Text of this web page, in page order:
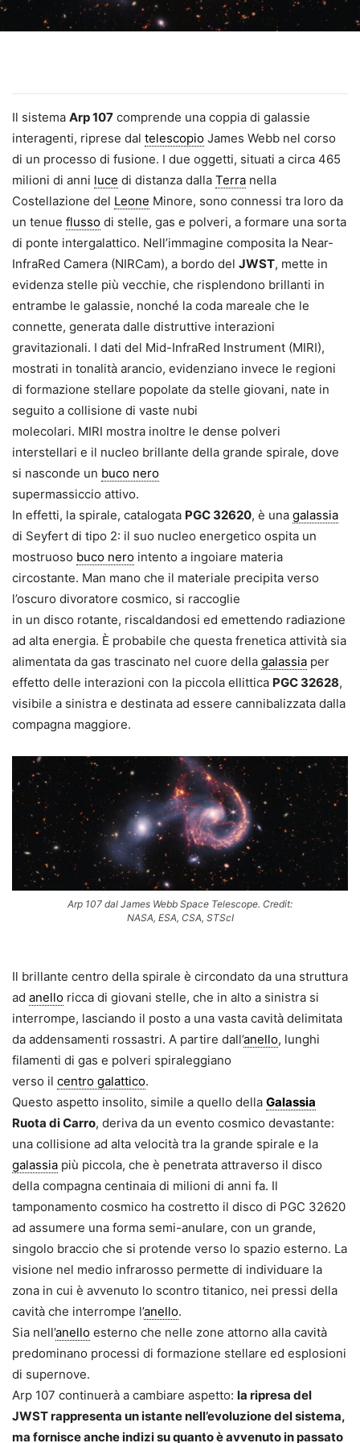
Il sistema Arp 107 comprende una coppia di galassie
interagenti, riprese dal telescopio James Webb nel corso
di un processo di fusione. I due oggetti, situati a circa 465
milioni di anni luce di distanza dalla Terra nella
Costellazione del Leone Minore, sono connessi tra loro da
un tenue flusso di stelle, gas e polveri, a formare una sorta
di ponte intergalattico. Nell’immagine composita la Near-
InfraRed Camera (NIRCam), a bordo del JWST, mette in
evidenza stelle più vecchie, che risplendono brillanti in
entrambe le galassie, nonché la coda mareale che le
connette, generata dalle distruttive interazioni
gravitazionali. I dati del Mid-InfraRed Instrument (MIRI),
mostrati in tonalità arancio, evidenziano invece le regioni
di formazione stellare popolate da stelle giovani, nate in
seguito a collisione di vaste nubi
molecolari. MIRI mostra inoltre le dense polveri
interstellari e il nucleo brillante della grande spirale, dove
si nasconde un buco nero
supermassiccio attivo.
In effetti, la spirale, catalogata PGC 32620, è una galassia
di Seyfert di tipo 2: il suo nucleo energetico ospita un
mostruoso buco nero intento a ingoiare materia
circostante. Man mano che il materiale precipita verso
l’oscuro divoratore cosmico, si raccoglie
in un disco rotante, riscaldandosi ed emettendo radiazione
ad alta energia. È probabile che questa frenetica attività sia
alimentata da gas trascinato nel cuore della galassia per
effetto delle interazioni con la piccola ellittica PGC 32628,
visibile a sinistra e destinata ad essere cannibalizzata dalla
compagna maggiore.
Arp 107 dal James Webb Space Telescope. Credit:
NASA, ESA, CSA, STScI
Il brillante centro della spirale è circondato da una struttura
ad anello ricca di giovani stelle, che in alto a sinistra si
interrompe, lasciando il posto a una vasta cavità delimitata
da addensamenti rossastri. A partire dall’anello, lunghi
filamenti di gas e polveri spiraleggiano
verso il centro galattico.
Questo aspetto insolito, simile a quello della Galassia
Ruota di Carro, deriva da un evento cosmico devastante:
una collisione ad alta velocità tra la grande spirale e la
galassia più piccola, che è penetrata attraverso il disco
della compagna centinaia di milioni di anni fa. Il
tamponamento cosmico ha costretto il disco di PGC 32620
ad assumere una forma semi-anulare, con un grande,
singolo braccio che si protende verso lo spazio esterno. La
visione nel medio infrarosso permette di individuare la
zona in cui è avvenuto lo scontro titanico, nei pressi della
cavità che interrompe l’anello.
Sia nell’anello esterno che nelle zone attorno alla cavità
predominano processi di formazione stellare ed esplosioni
di supernove.
Arp 107 continuerà a cambiare aspetto: la ripresa del
JWST rappresenta un istante nell’evoluzione del sistema,
ma fornisce anche indizi su quanto è avvenuto in passato